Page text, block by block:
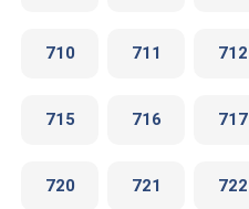
710 711 712
715 716 717
720 721 722